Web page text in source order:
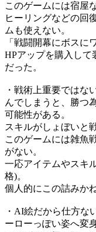
このゲームには宿屋
ヒーリングなどの回
ムも使えない。
「戦闘開幕にボスに
HPアップを購入して
だった。
・戦術上重要ではな
んでしまうと、勝つ
可能性がある。
スキルがしょぼいと
このゲームには雑魚
がない。
一応アイテムやスキ
格)。
個人的にこの詰みか
・AI絵だから仕方な
ーローっぽい姿へ変